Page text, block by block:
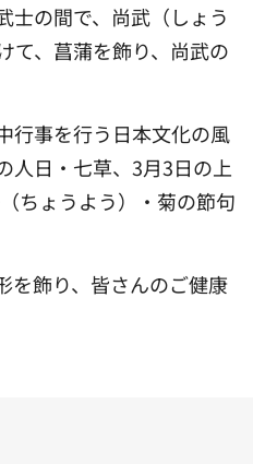
士の間で、尚武（しょう
て、菖蒲を飾り、尚武の
行事を行う日本文化の風
人日・七草、3月3日の上
ちょうよう）・菊の節句
を飾り、皆さんのご健康